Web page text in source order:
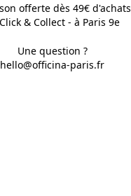
offerte dès 49€ d'achats
& Collect - à Paris 9e
Une question ?
hello@officina-paris.fr